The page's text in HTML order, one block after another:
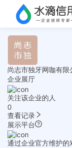
尚志市独牙网咖有限
企业展厅
关注该企业的人
0
查看记录
展示平台
通过企业官方维护